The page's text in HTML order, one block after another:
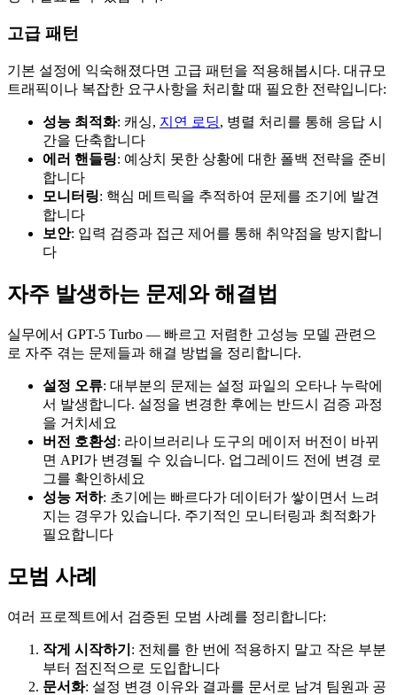
고급 패턴
기본 설정에 익숙해졌다면 고급 패턴을 적용해봅시다. 대규모
트래픽이나 복잡한 요구사항을 처리할 때 필요한 전략입니다:
성능 최적화: 캐싱, 지연 로딩, 병렬 처리를 통해 응답 시
간을 단축합니다
에러 핸들링: 예상치 못한 상황에 대한 폴백 전략을 준비
합니다
모니터링: 핵심 메트릭을 추적하여 문제를 조기에 발견
합니다
보안: 입력 검증과 접근 제어를 통해 취약점을 방지합니
다
자주 발생하는 문제와 해결법
실무에서 GPT-5 Turbo — 빠르고 저렴한 고성능 모델 관련으
로 자주 겪는 문제들과 해결 방법을 정리합니다.
설정 오류: 대부분의 문제는 설정 파일의 오타나 누락에
서 발생합니다. 설정을 변경한 후에는 반드시 검증 과정
을 거치세요
버전 호환성: 라이브러리나 도구의 메이저 버전이 바뀌
면 API가 변경될 수 있습니다. 업그레이드 전에 변경 로
그를 확인하세요
성능 저하: 초기에는 빠르다가 데이터가 쌓이면서 느려
지는 경우가 있습니다. 주기적인 모니터링과 최적화가
필요합니다
모범 사례
여러 프로젝트에서 검증된 모범 사례를 정리합니다:
작게 시작하기 : 전체를 한 번에 적용하지 말고 작은 부분
부터 점진적으로 도입합니다
문서화: 설정 변경 이유와 결과를 문서로 남겨 팀원과 공